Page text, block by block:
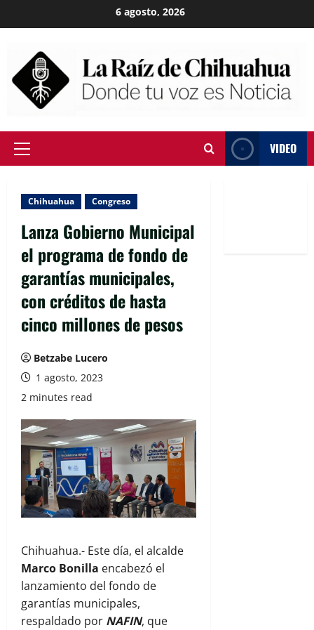
to
6 agosto, 2026
Primary
VIDEO
Chihuahua Congreso
Lanza Gobierno Municipal
el programa de fondo de
garantías municipales,
con créditos de hasta
cinco millones de pesos
Betzabe Lucero
1 agosto, 2023
2 minutes read
Chihuahua.- Este día, el alcalde
Marco Bonilla encabezó el
lanzamiento del fondo de
garantías municipales,
respaldado por NAFIN, que